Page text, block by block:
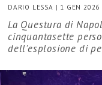
DARIO LESSA | 1 GEN 2026
La Questura di
cinquantasette
dell'esplosione di